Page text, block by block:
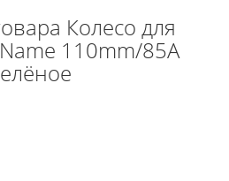
Колесо для
110mm/85A